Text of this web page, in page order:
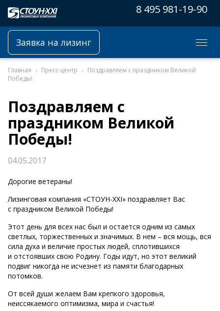
8 495 981-19-90
Заявка на лизинг
Главная Пресс-центр
Поздравляем с праздником Великой
Победы!
Поздравляем с
праздником Великой
Победы!
04.05.2017
Дорогие ветераны!
Лизинговая компания «СТОУН-XXI» поздравляет Вас
с праздником Великой Победы!
Этот день для всех нас был и остается одним из самых
светлых, торжественных и значимых. В нем – вся мощь, вся
сила духа и величие простых людей, сплотившихся
и отстоявших свою Родину. Годы идут, но этот великий
подвиг никогда не исчезнет из памяти благодарных
потомков.
От всей души желаем Вам крепкого здоровья,
неиссякаемого оптимизма, мира и счастья!